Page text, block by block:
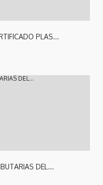
PLAS...
DEL...
DEL...